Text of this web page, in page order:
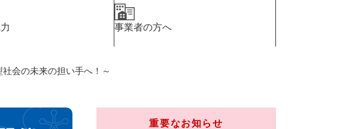
事業者の方へ
会の未来の担い手へ！～
重要なお知らせ